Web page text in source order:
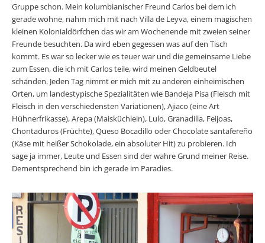
Gruppe schon. Mein kolumbianischer Freund Carlos bei dem ich
gerade wohne, nahm mich mit nach Villa de Leyva, einem magischen
kleinen Kolonialdörfchen das wir am Wochenende mit zweien seiner
Freunde besuchten. Da wird eben gegessen was auf den Tisch
kommt. Es war so lecker wie es teuer war und die gemeinsame Liebe
zum Essen, die ich mit Carlos teile, wird meinen Geldbeutel
schänden. Jeden Tag nimmt er mich mit zu anderen einheimischen
Orten, um landestypische Spezialitäten wie Bandeja Pisa (Fleisch mit
Fleisch in den verschiedensten Variationen), Ajiaco (eine Art
Hühnerfrikasse), Arepa (Maisküchlein), Lulo, Granadilla, Feijoas,
Chontaduros (Früchte), Queso Bocadillo oder Chocolate santafereño
(Käse mit heißer Schokolade, ein absoluter Hit) zu probieren. Ich
sage ja immer, Leute und Essen sind der wahre Grund meiner Reise.
Dementsprechend bin ich gerade im Paradies.